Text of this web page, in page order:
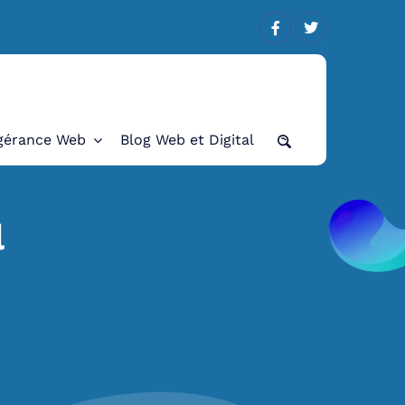
Web en Tunisie
Web Blog Web et Digital